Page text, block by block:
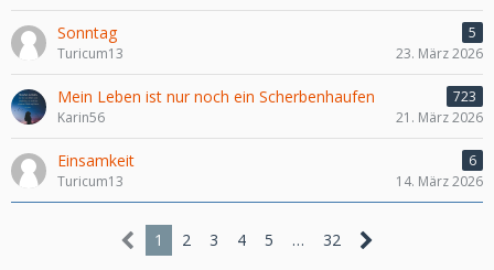
Sonntag
5
Turicum13
23. März 2026
Mein Leben ist nur noch ein Scherbenhaufen
723
Karin56
21. März 2026
Einsamkeit
6
Turicum13
14. März 2026
1 2 3 4 5 … 32